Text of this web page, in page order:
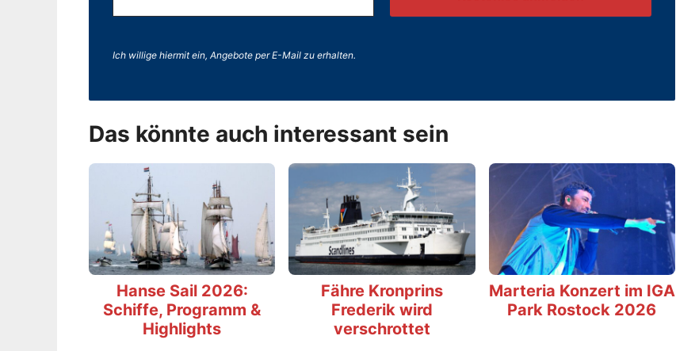
Ich willige hiermit ein, Angebote per E-Mail zu erhalten.
Das könnte auch interessant sein
Hanse Sail 2026:
Schiffe, Programm &
Highlights
Fähre Kronprins
Frederik wird
verschrottet
Marteria Konzert im IGA
Park Rostock 2026